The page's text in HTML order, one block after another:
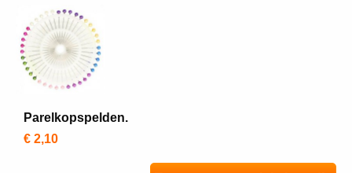
Parelkopspelden.
€ 2,10